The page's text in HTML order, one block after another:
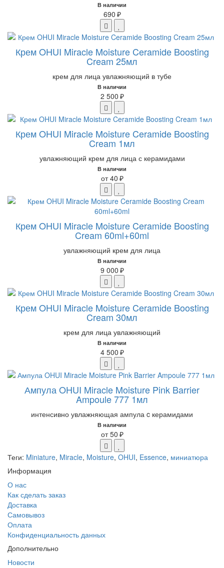
В наличии
690 ₽
Крем OHUI Miracle Moisture Ceramide Boosting
Cream 25мл
крем для лица увлажняющий в тубе
В наличии
2 500 ₽
Крем OHUI Miracle Moisture Ceramide Boosting
Cream 1мл
увлажняющий крем для лица с керамидами
В наличии
от 40 ₽
Крем OHUI Miracle Moisture Ceramide Boosting
Cream 60ml+60ml
увлажняющий крем для лица
В наличии
9 000 ₽
Крем OHUI Miracle Moisture Ceramide Boosting
Cream 30мл
крем для лица увлажняющий
В наличии
4 500 ₽
Ампула OHUI Miracle Moisture Pink Barrier
Ampoule 777 1мл
интенсивно увлажняющая ампула c керамидами
В наличии
от 50 ₽
Теги: Miniature, Miracle, Moisture, OHUI, Essence, миниатюра
Информация
О нас
Как сделать заказ
Доставка
Самовывоз
Оплата
Конфиденциальность данных
Дополнительно
Новости